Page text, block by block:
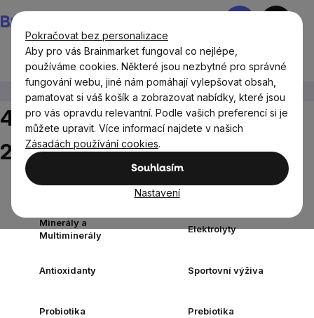
Pokračovat bez personalizace
Aby pro vás Brainmarket fungoval co nejlépe,
používáme cookies. Některé jsou nezbytné pro správné
fungování webu, jiné nám pomáhají vylepšovat obsah,
pamatovat si váš košík a zobrazovat nabídky, které jsou
pro vás opravdu relevantní. Podle vašich preferencí si je
můžete upravit. Více informací najdete v našich
Zásadách používání cookies.
Souhlasím
Nastavení
na
obsah
Nákupní
Doplňky stravy a výživa 42 rostlinných kapslí
42 rostlinných kapslí, Strana
2
Minerály a
Multiminerály
Elektrolyty
Antioxidanty Sportovní výživa
Probiotika Prebiotika